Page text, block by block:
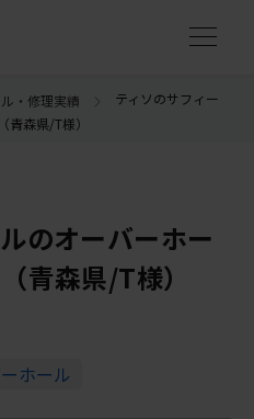
・修理実績
ティソのサフィー
青森県/T様）
のオーバーホー
青森県/T様）
ホール